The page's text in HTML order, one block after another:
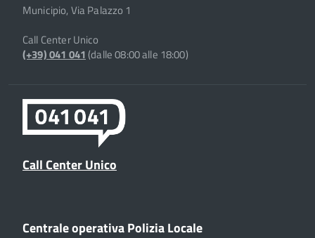
Municipio, Via Palazzo 1
Call Center Unico
(+39) 041 041(dalle 08:00 alle 18:00)
Call Center Unico
Centrale operativa Polizia Locale